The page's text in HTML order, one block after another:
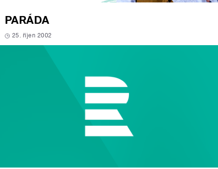
PARÁDA
25. říjen 2002